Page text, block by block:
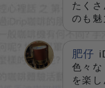
たく
のも魅
肥仔
色々な
を楽